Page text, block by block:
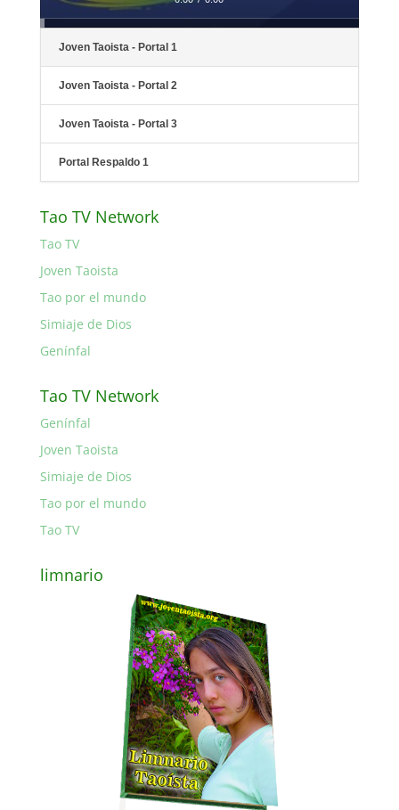
Joven Taoista - Portal 1
Joven Taoista - Portal 2
Joven Taoista - Portal 3
Portal Respaldo 1
Tao TV Network
Tao TV
Joven Taoista
Tao por el mundo
Simiaje de Dios
Genínfal
Tao TV Network
Genínfal
Joven Taoista
Simiaje de Dios
Tao por el mundo
Tao TV
limnario